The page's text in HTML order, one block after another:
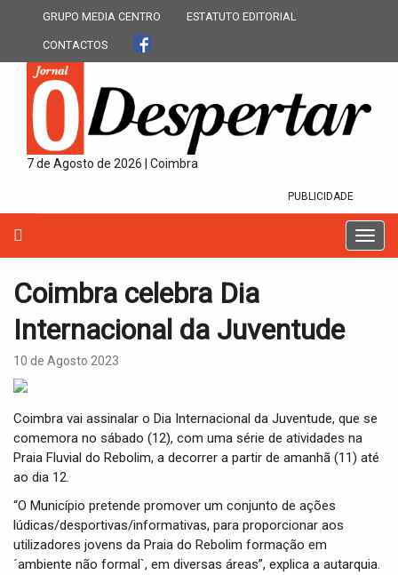
GRUPO MEDIA CENTRO ESTATUTO EDITORIAL
CONTACTOS
7 de Agosto de 2026 | Coimbra
PUBLICIDADE
T
o
g
t
Coimbra celebra Dia
Internacional da Juventude
10 de Agosto 2023
Coimbra vai assinalar o Dia Internacional da Juventude, que se
comemora no sábado (12), com uma série de atividades na
Praia Fluvial do Rebolim, a decorrer a partir de amanhã (11) até
ao dia 12.
“O Município pretende promover um conjunto de ações
lúdicas/desportivas/informativas, para proporcionar aos
utilizadores jovens da Praia do Rebolim formação em
´ambiente não formal`, em diversas áreas”, explica a autarquia.